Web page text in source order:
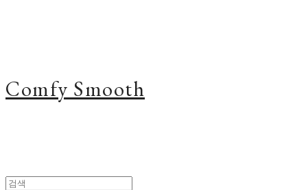
Comfy Smooth